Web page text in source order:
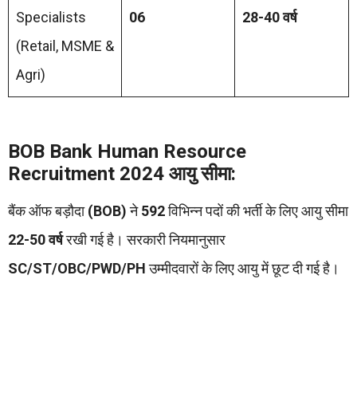
Specialists
(Retail, MSME &
Agri)
06 28-40 वर्ष
BOB Bank Human Resource
Recruitment 2024 आयु सीमा:
बैंक ऑफ बड़ौदा(BOB)ने592विभिन्न पदों की भर्ती के लिए आयु सीमा
22-50 वर्षरखी गई है। सरकारी नियमानुसार
SC/ST/OBC/PWD/PHउम्मीदवारों के लिए आयु में छूट दी गई है।